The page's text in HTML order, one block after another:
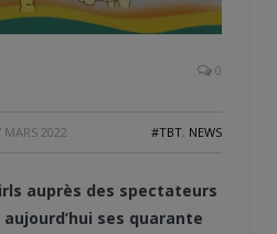
0
MARS 2022 #TBT, NEWS
auprès des spectateurs
ses quarante